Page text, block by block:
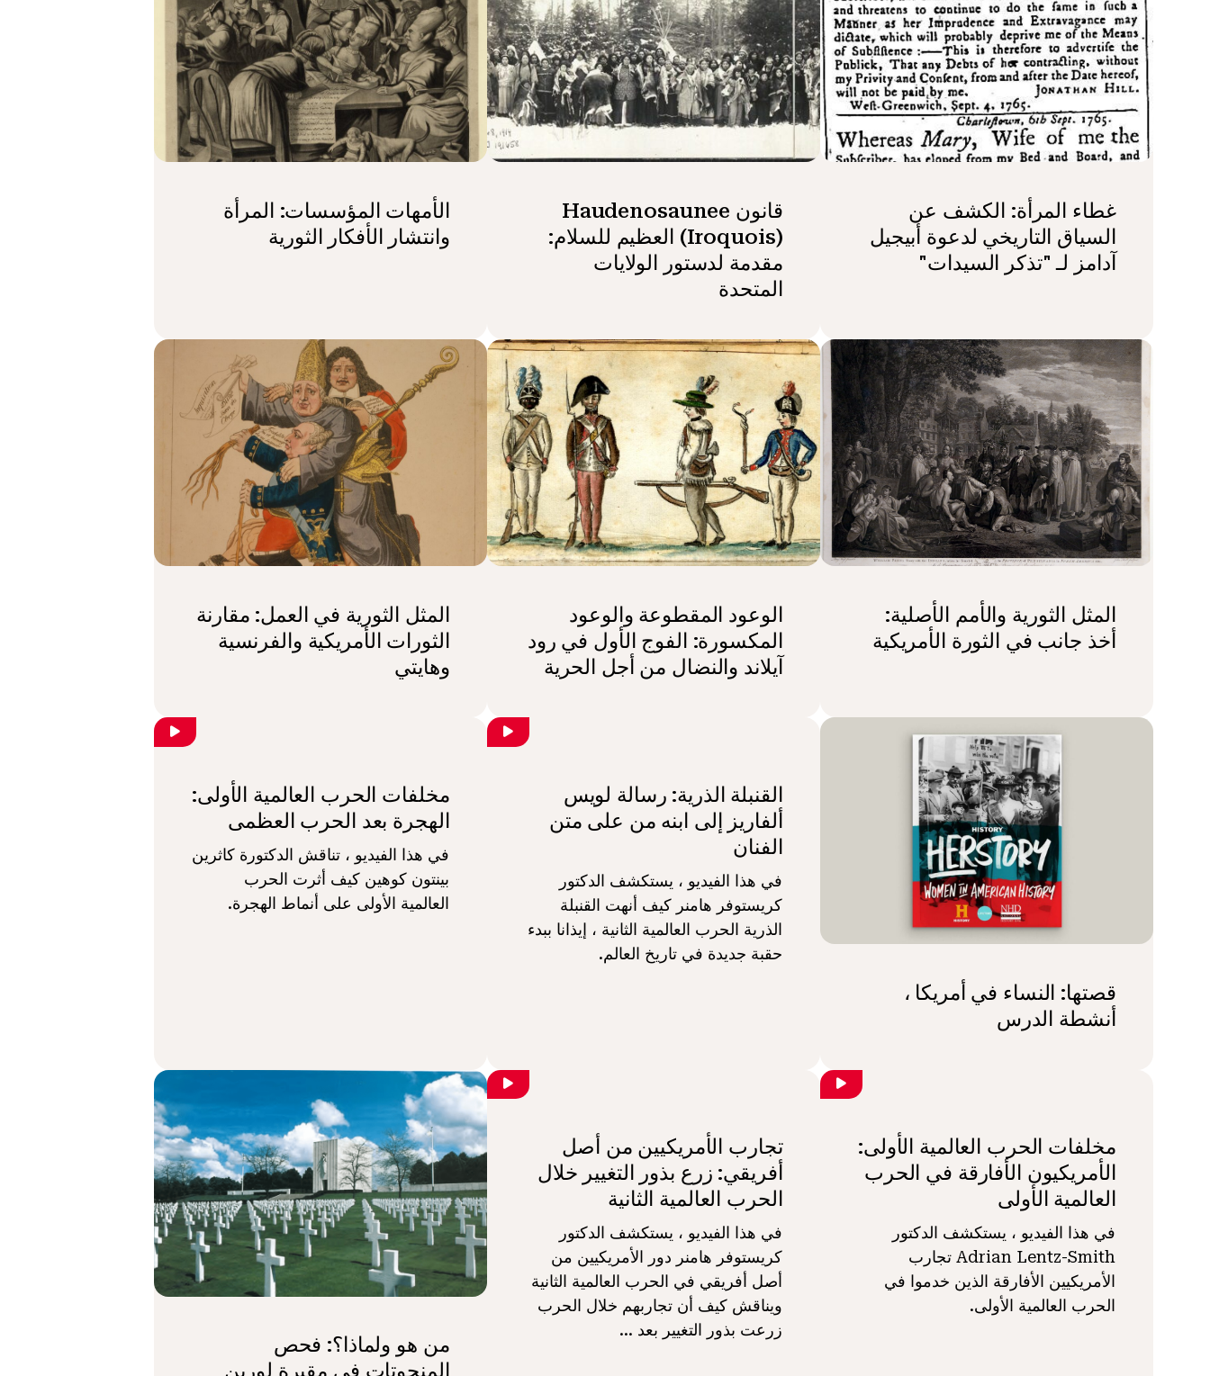
غطاء المرأة: الكشف عن
السياق التاريخي لدعوة أبيجيل
آدامز لـ "تذكر السيدات"
قانون Haudenosaunee
(Iroquois) العظيم للسلام:
مقدمة لدستور الولايات
المتحدة
الأمهات المؤسسات: المرأة
وانتشار الأفكار الثورية
المثل الثورية والأمم الأصلية:
أخذ جانب في الثورة الأمريكية
الوعود المقطوعة والوعود
المكسورة: الفوج الأول في رود
آيلاند والنضال من أجل الحرية
المثل الثورية في العمل: مقارنة
الثورات الأمريكية والفرنسية
وهايتي
قصتها: النساء في أمريكا ،
أنشطة الدرس
القنبلة الذرية: رسالة لويس
ألفاريز إلى ابنه من على متن
الفنان
في هذا الفيديو ، يستكشف الدكتور
كريستوفر هامنر كيف أنهت القنبلة
الذرية الحرب العالمية الثانية ، إيذانا ببدء
حقبة جديدة في تاريخ العالم.
مخلفات الحرب العالمية الأولى:
الهجرة بعد الحرب العظمى
في هذا الفيديو ، تناقش الدكتورة كاثرين
بينتون كوهين كيف أثرت الحرب
العالمية الأولى على أنماط الهجرة.
مخلفات الحرب العالمية الأولى:
الأمريكيون الأفارقة في الحرب
العالمية الأولى
في هذا الفيديو ، يستكشف الدكتور
Adrian Lentz-Smith تجارب
الأمريكيين الأفارقة الذين خدموا في
الحرب العالمية الأولى.
تجارب الأمريكيين من أصل
أفريقي: زرع بذور التغيير خلال
الحرب العالمية الثانية
في هذا الفيديو ، يستكشف الدكتور
كريستوفر هامنر دور الأمريكيين من
أصل أفريقي في الحرب العالمية الثانية
ويناقش كيف أن تجاربهم خلال الحرب
زرعت بذور التغيير بعد ...
من هو ولماذا؟: فحص
المنحوتات في مقبرة لورين